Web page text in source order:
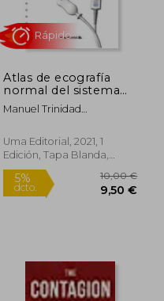
5%
dcto.
Atlas de ecografía
normal del sistema
musculoesquelético
Manuel Trinidad
González Sánchez, Miguel
Ortega Castillo, Iván J.
Fuentes Abolafio, Antonio
J. García García, Antonio I.
Cuesta Vargas
Uma Editorial, 2021, 1
Edición, Tapa Blanda,
Nuevo